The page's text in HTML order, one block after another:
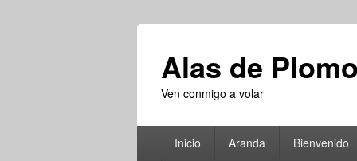
Alas de Plomo
Ven conmigo a volar
principalInicio Aranda Bienvenido